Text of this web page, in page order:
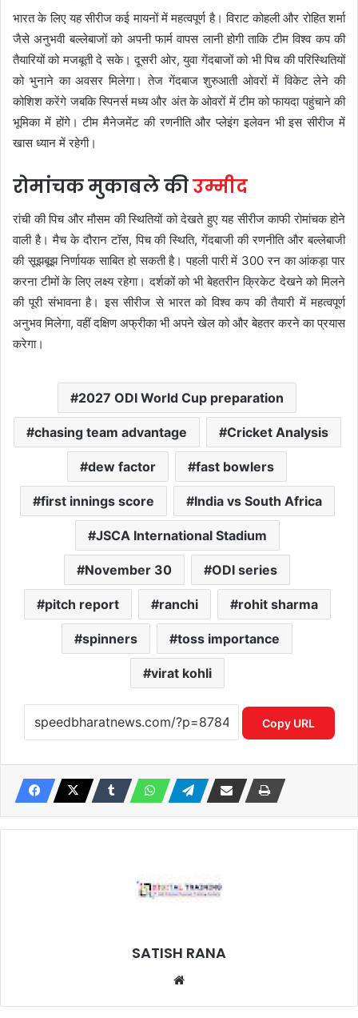
भारत के लिए यह सीरीज कई मायनों में महत्वपूर्ण है। विराट कोहली और रोहित शर्मा
जैसे अनुभवी बल्लेबाजों को अपनी फार्म वापस लानी होगी ताकि टीम विश्व कप की
तैयारियों को मजबूती दे सके। दूसरी ओर, युवा गेंदबाजों को भी पिच की परिस्थितियों
को भुनाने का अवसर मिलेगा। तेज गेंदबाज शुरुआती ओवरों में विकेट लेने की
कोशिश करेंगे जबकि स्पिनर्स मध्य और अंत के ओवरों में टीम को फायदा पहुंचाने की
भूमिका में होंगे। टीम मैनेजमेंट की रणनीति और प्लेइंग इलेवन भी इस सीरीज में
खास ध्यान में रहेगी।
रोमांचक मुकाबले कीउम्मीद
रांची की पिच और मौसम की स्थितियों को देखते हुए यह सीरीज काफी रोमांचक होने
वाली है। मैच के दौरान टॉस, पिच की स्थिति, गेंदबाजी की रणनीति और बल्लेबाजी
की सूझबूझ निर्णायक साबित हो सकती है। पहली पारी में 300 रन का आंकड़ा पार
करना टीमों के लिए लक्ष्य रहेगा। दर्शकों को भी बेहतरीन क्रिकेट देखने को मिलने
की पूरी संभावना है। इस सीरीज से भारत को विश्व कप की तैयारी में महत्वपूर्ण
अनुभव मिलेगा, वहीं दक्षिण अफ्रीका भी अपने खेल को और बेहतर करने का प्रयास
करेगा।
2027 ODI World Cup preparation
chasing team advantage Cricket Analysis
dew factor fast bowlers
first innings score India vs South Africa
JSCA International Stadium
November 30 ODI series
pitch report ranchi rohit sharma
spinners toss importance
virat kohli
Copy URL
SATISH RANA